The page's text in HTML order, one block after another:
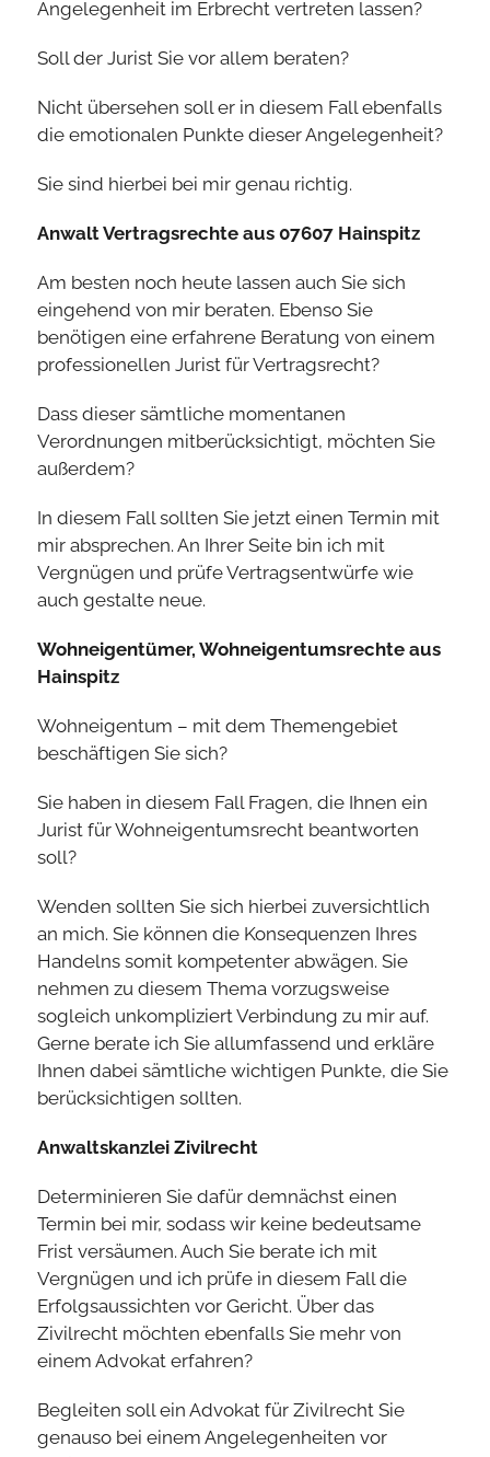
Angelegenheit im Erbrecht vertreten lassen?
Soll der Jurist Sie vor allem beraten?
Nicht übersehen soll er in diesem Fall ebenfalls
die emotionalen Punkte dieser Angelegenheit?
Sie sind hierbei bei mir genau richtig.
Anwalt Vertragsrechte aus 07607 Hainspitz
Am besten noch heute lassen auch Sie sich
eingehend von mir beraten. Ebenso Sie
benötigen eine erfahrene Beratung von einem
professionellen Jurist für Vertragsrecht?
Dass dieser sämtliche momentanen
Verordnungen mitberücksichtigt, möchten Sie
außerdem?
In diesem Fall sollten Sie jetzt einen Termin mit
mir absprechen. An Ihrer Seite bin ich mit
Vergnügen und prüfe Vertragsentwürfe wie
auch gestalte neue.
Wohneigentümer, Wohneigentumsrechte aus
Hainspitz
Wohneigentum – mit dem Themengebiet
beschäftigen Sie sich?
Sie haben in diesem Fall Fragen, die Ihnen ein
Jurist für Wohneigentumsrecht beantworten
soll?
Wenden sollten Sie sich hierbei zuversichtlich
an mich. Sie können die Konsequenzen Ihres
Handelns somit kompetenter abwägen. Sie
nehmen zu diesem Thema vorzugsweise
sogleich unkompliziert Verbindung zu mir auf.
Gerne berate ich Sie allumfassend und erkläre
Ihnen dabei sämtliche wichtigen Punkte, die Sie
berücksichtigen sollten.
Anwaltskanzlei Zivilrecht
Determinieren Sie dafür demnächst einen
Termin bei mir, sodass wir keine bedeutsame
Frist versäumen. Auch Sie berate ich mit
Vergnügen und ich prüfe in diesem Fall die
Erfolgsaussichten vor Gericht. Über das
Zivilrecht möchten ebenfalls Sie mehr von
einem Advokat erfahren?
Begleiten soll ein Advokat für Zivilrecht Sie
genauso bei einem Angelegenheiten vor